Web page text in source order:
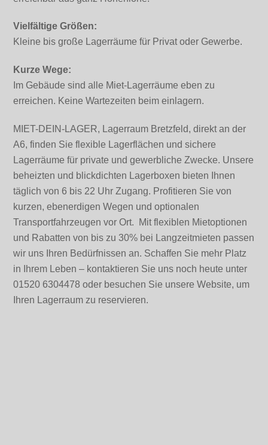
Vielfältige Größen:
Kleine bis große Lagerräume für Privat oder Gewerbe.
Kurze Wege:
Im Gebäude sind alle Miet-Lagerräume eben zu
erreichen. Keine Wartezeiten beim einlagern.
MIET-DEIN-LAGER, Lagerraum Bretzfeld, direkt an der
A6, finden Sie flexible Lagerflächen und sichere
Lagerräume für private und gewerbliche Zwecke. Unsere
beheizten und blickdichten Lagerboxen bieten Ihnen
täglich von 6 bis 22 Uhr Zugang. Profitieren Sie von
kurzen, ebenerdigen Wegen und optionalen
Transportfahrzeugen vor Ort. Mit flexiblen Mietoptionen
und Rabatten von bis zu 30% bei Langzeitmieten passen
wir uns Ihren Bedürfnissen an. Schaffen Sie mehr Platz
in Ihrem Leben – kontaktieren Sie uns noch heute unter
01520 6304478 oder besuchen Sie unsere Website, um
Ihren Lagerraum zu reservieren.